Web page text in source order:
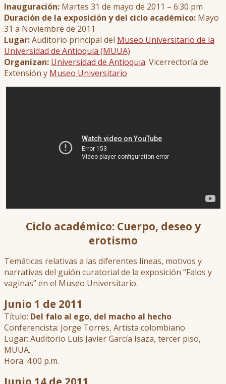
Inauguración: Martes 31 de mayo de 2011 – 6:30 pm
Duración de la exposición y del ciclo académico: Mayo
31 a Noviembre de 2011
Lugar:Auditorio principal del Museo Universitario de la
Universidad de Antioquia (MUUA)
Organizan: Universidad de Antioquia: Vicerrectoría de
Extensión y Museo Universitario
Ciclo académico: Cuerpo, deseo y
erotismo
Temáticas relativas a las diferentes líneas, motivos y
narrativas del guión curatorial de la exposición “Falos y
vaginas” en el Museo Universitario.
Junio 1 de 2011
Título: Del falo al ego, del macho al hecho
Conferencista: Jorge Torres, Artista colombiano
Lugar: Auditorio Luís Javier García Isaza, tercer piso,
MUUA.
Hora: 4:00 p.m.